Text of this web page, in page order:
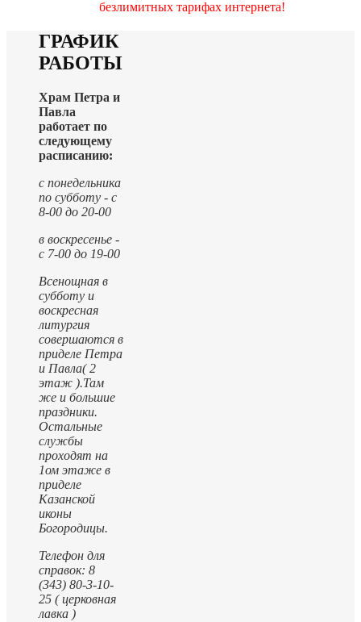
безлимитных тарифах интернета!
ГРАФИК
РАБОТЫ
Храм Петра и
Павла
работает по
следующему
расписанию:
с понедельника
по субботу - с
8-00 до 20-00
в воскресенье -
с 7-00 до 19-00
Всенощная в
субботу и
воскресная
литургия
совершаются в
приделе Петра
и Павла( 2
этаж ).Там
же и большие
праздники.
Остальные
службы
проходят на
1ом этаже в
приделе
Казанской
иконы
Богородицы.
Телефон для
справок: 8
(343) 80-3-10-
25 ( церковная
лавка )